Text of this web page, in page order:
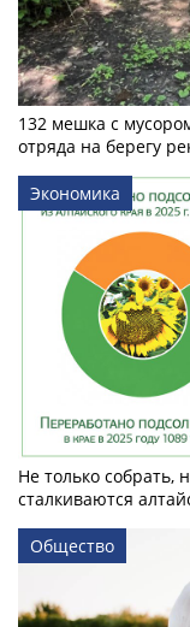
132 мешка с
отряда на берегу
Экономика
Не только собрать,
сталкиваются
Общество